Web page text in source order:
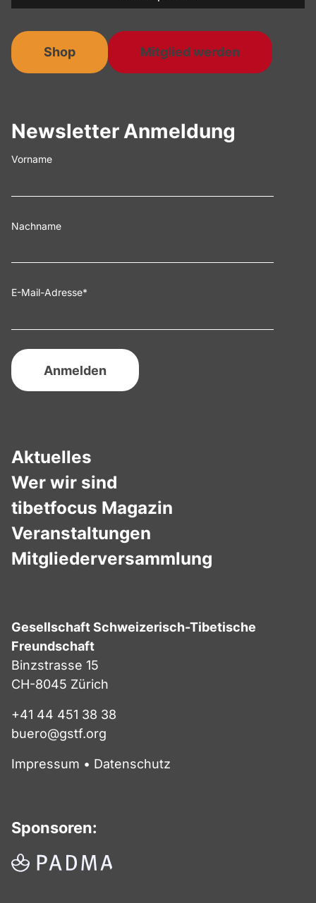
Aktuelles
Wer wir sind
tibetfocus Magazin
Veranstaltungen
Mitgliederversammlung
Gesellschaft Schweizerisch-Tibetische
Freundschaft
Binzstrasse 15
CH-8045 Zürich
+41 44 451 38 38
buero@gstf.org
Impressum • Datenschutz
Sponsoren:
Shop Mitglied werden
Newsletter Anmeldung
Vorname
Nachname
E-Mail-Adresse*